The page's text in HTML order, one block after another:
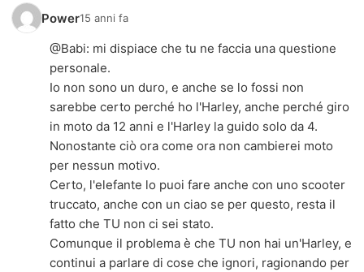
Power15 anni fa
@Babi: mi dispiace che tu ne faccia una questione
personale.
Io non sono un duro, e anche se lo fossi non
sarebbe certo perché ho l'Harley, anche perché giro
in moto da 12 anni e l'Harley la guido solo da 4.
Nonostante ciò ora come ora non cambierei moto
per nessun motivo.
Certo, l'elefante lo puoi fare anche con uno scooter
truccato, anche con un ciao se per questo, resta il
fatto che TU non ci sei stato.
Comunque il problema è che TU non hai un'Harley, e
continui a parlare di cose che ignori, ragionando per